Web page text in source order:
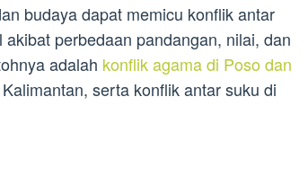
budaya dapat memicu konflik antar
perbedaan pandangan, nilai, dan
adalah konflik agama di Poso dan
serta konflik antar suku di